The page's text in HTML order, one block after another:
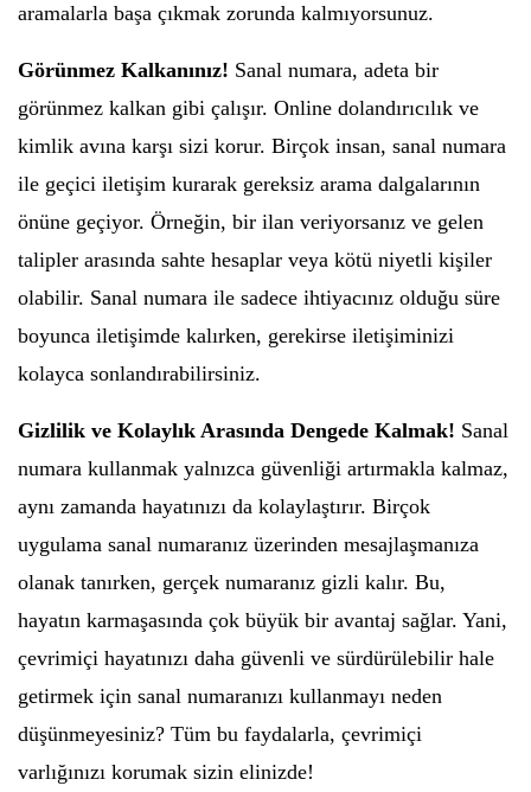
aramalarla başa çıkmak zorunda kalmıyorsunuz.
Görünmez Kalkanınız! Sanal numara, adeta bir
görünmez kalkan gibi çalışır. Online dolandırıcılık ve
kimlik avına karşı sizi korur. Birçok insan, sanal numara
ile geçici iletişim kurarak gereksiz arama dalgalarının
önüne geçiyor. Örneğin, bir ilan veriyorsanız ve gelen
talipler arasında sahte hesaplar veya kötü niyetli kişiler
olabilir. Sanal numara ile sadece ihtiyacınız olduğu süre
boyunca iletişimde kalırken, gerekirse iletişiminizi
kolayca sonlandırabilirsiniz.
Gizlilik ve Kolaylık Arasında Dengede Kalmak! Sanal
numara kullanmak yalnızca güvenliği artırmakla kalmaz,
aynı zamanda hayatınızı da kolaylaştırır. Birçok
uygulama sanal numaranız üzerinden mesajlaşmanıza
olanak tanırken, gerçek numaranız gizli kalır. Bu,
hayatın karmaşasında çok büyük bir avantaj sağlar. Yani,
çevrimiçi hayatınızı daha güvenli ve sürdürülebilir hale
getirmek için sanal numaranızı kullanmayı neden
düşünmeyesiniz? Tüm bu faydalarla, çevrimiçi
varlığınızı korumak sizin elinizde!